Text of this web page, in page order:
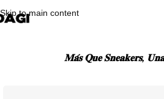
Skip to main content
𝐌𝐚́𝐬 𝐐𝐮𝐞 𝐒𝐧𝐞𝐚𝐤𝐞𝐫𝐬, 𝐔𝐧𝐚